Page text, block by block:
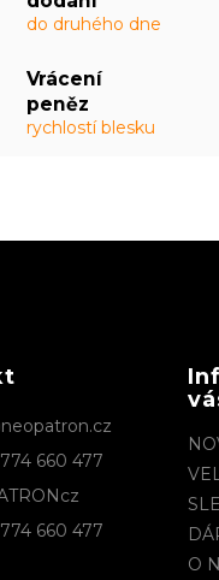
do druhého dne
Vrácení
peněz
rychlostí blesku
neopatron.cz
660 477
660 477
O